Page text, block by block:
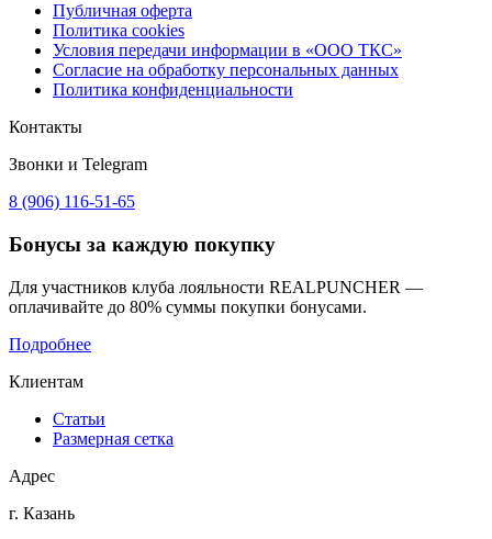
Публичная оферта
Политика cookies
Условия передачи информации в «ООО ТКС»
Согласие на обработку персональных данных
Политика конфиденциальности
Контакты
Звонки и Telegram
8 (906) 116-51-65
Бонусы за каждую покупку
Для участников клуба лояльности REALPUNCHER —
оплачивайте до 80% суммы покупки бонусами.
Подробнее
Клиентам
Статьи
Размерная сетка
Адрес
г. Казань